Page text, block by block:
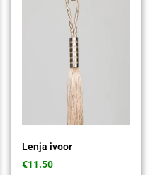
Lenja ivoor
€11.50